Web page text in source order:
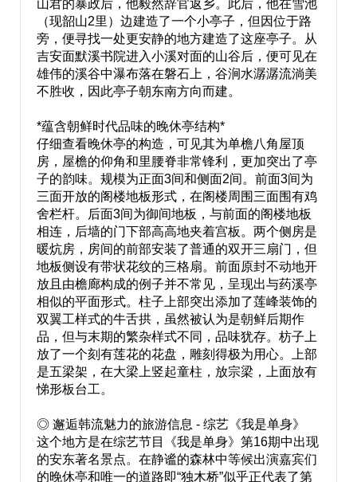
山君的暴政后，他毅然辞官返乡。此后，他在雪池
（现韶山2里）边建造了一个小亭子，但因位于路
旁，便寻找一处更安静的地方建造了这座亭子。从
吉安面默溪书院进入小溪对面的山谷后，便可见在
雄伟的溪谷中瀑布落在磐石上，谷涧水潺潺流淌美
不胜收，因此亭子朝东南方向而建。
*蕴含朝鲜时代品味的晚休亭结构*
仔细查看晚休亭的构造，可见其为单檐八角屋顶
房，屋檐的仰角和里腰脊非常锋利，更加突出了亭
子的韵味。规模为正面3间和侧面2间。前面3间为
三面开放的阁楼地板形式，在阁楼周围三面围有鸡
舍栏杆。后面3间为御间地板，与前面的阁楼地板
相连，后墙的门下部高高地夹着宫板。两个侧房是
暖炕房，房间的前部安装了普通的双开三扇门，但
地板侧设有带状花纹的三格扇。前面原封不动地开
放且由檐廊构成的例子并不常见，呈现出与药溪亭
相似的平面形式。柱子上部突出添加了莲峰装饰的
双翼工样式的牛舌拱，虽然被认为是朝鲜后期作
品，但与末期的繁杂样式不同，品味犹存。枋子上
放了一个刻有莲花的花盘，雕刻得极为用心。上部
是五梁架，在大梁上竖起童柱，放宗梁，上面放有
悌形板台工。
◎ 邂逅韩流魅力的旅游信息 - 综艺《我是单身》
这个地方是在综艺节目《我是单身》第16期中出现
的安东著名景点。在静谧的森林中等候出演嘉宾们
的晚休亭和唯一的道路即“独木桥”似乎正代表了第